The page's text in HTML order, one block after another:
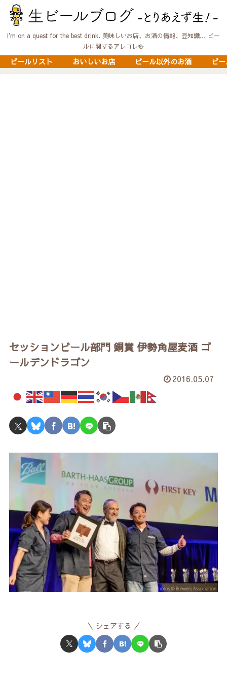
I'm on a quest for the best drink. 美味しいお店、お酒の情報、豆知識… ビー
ルに関するアレコレ🍻
ビールリスト おいしいお店 ビール以外のお酒 ビ
セッションビール部門 銅賞 伊勢角屋麦酒 ゴ
ールデンドラゴン
2016.05.07
シェアする